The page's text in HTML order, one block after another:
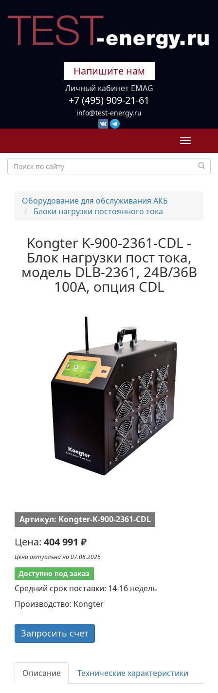
Напишите нам
Личный кабинет EMAG
+7 (495) 909-21-61
info@test-energy.ru
Toggle
Оборудование для обслуживания АКБ
Блоки нагрузки постоянного тока
Kongter K-900-2361-CDL -
Блок нагрузки пост тока,
модель DLB-2361, 24В/36В
100А, опция CDL
Артикул: Kongter-K-900-2361-CDL
Цена: 404 991 ₽
Цена актуальна на 07.08.2026
Доступно под заказ
Средний срок поставки: 14-16 недель
Производство: Kongter
Запросить счет
Описание Технические характеристики